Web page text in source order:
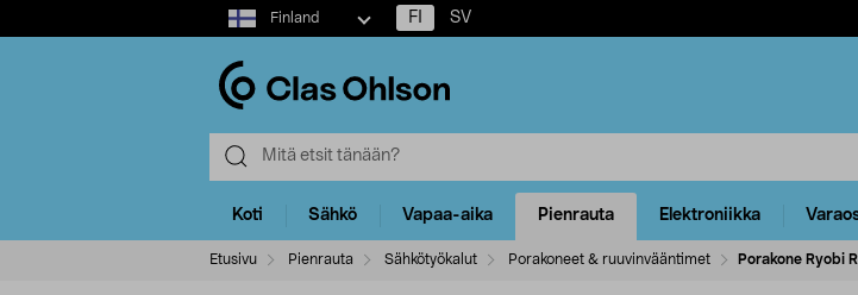
Select
market
Finland FI SV
Koti Sähkö Vapaa-aika Pienrauta Elektroniikka
Etusivu Pienrauta Sähkötyökalut Porakoneet & ruuvinvääntimet Porakone Ryobi